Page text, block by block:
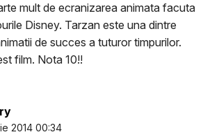
mult de ecranizarea animata facuta
Disney. Tarzan este una dintre
de succes a tuturor timpurilor.
film. Nota 10!!
2014 00:34